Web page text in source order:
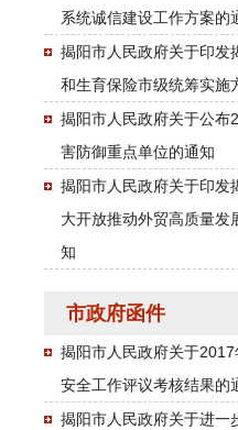
系统诚信建设工作方案的
揭阳市人民政府关于印发
和生育保险市级统筹实施
揭阳市人民政府关于公布
害防御重点单位的通知
揭阳市人民政府关于印发
大开放推动外贸高质量发
知
市政府函件
揭阳市人民政府关于
安全工作评议考核结果的
揭阳市人民政府关于进一